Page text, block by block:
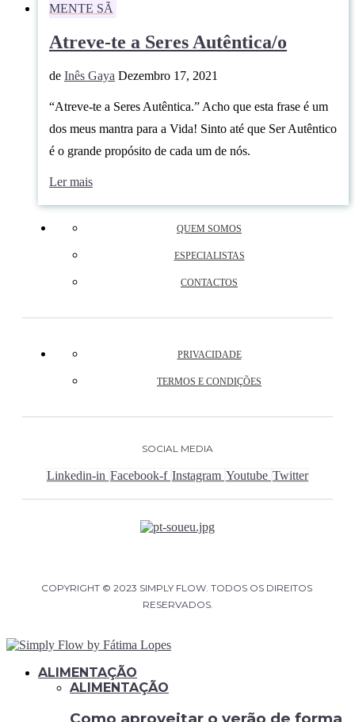
MENTE SÃ
Atreve-te a Seres Autêntica/o
de Inês Gaya Dezembro 17, 2021
“Atreve-te a Seres Autêntica.” Acho que esta frase é um
dos meus mantra para a Vida! Sinto até que Ser Autêntico
é o grande propósito de cada um de nós.
Ler mais
QUEM SOMOS
ESPECIALISTAS
CONTACTOS
PRIVACIDADE
TERMOS E CONDIÇÕES
SOCIAL MEDIA
Linkedin-in Facebook-f Instagram Youtube Twitter
COPYRIGHT © 2023 SIMPLY FLOW. TODOS OS DIREITOS
RESERVADOS.
ALIMENTAÇÃO
ALIMENTAÇÃO